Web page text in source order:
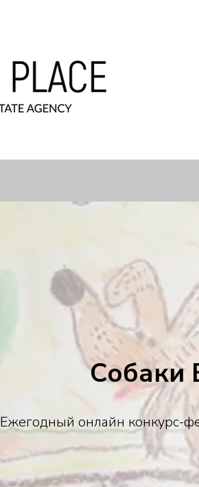
Собаки
Ежегодный онлайн конкурс-